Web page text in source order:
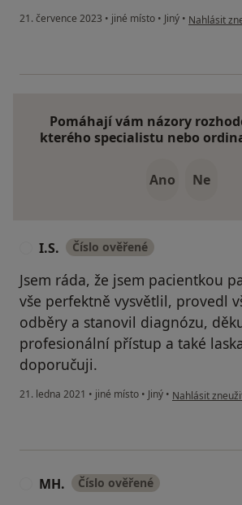
21. července 2023 • jiné místo • Jiný • podle
Nahlásit
Pomáhají vám názory
kterého specialistu nebo
Ano Ne
I.S. Číslo ověřené
Jsem ráda, že jsem pacientkou
vše perfektně vysvětlil, provedl
odběry a stanovil diagnózu,
profesionální přístup a také
doporučuji.
21. ledna 2021 • jiné místo • Jiný • podle názoru
Nahlásit
MH. Číslo ověřené